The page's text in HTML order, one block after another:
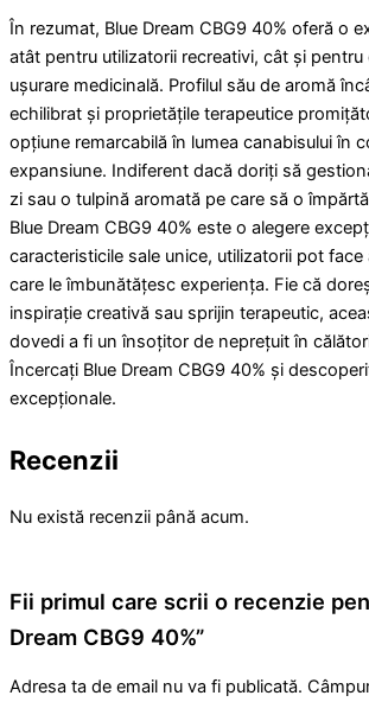
În rezumat, Blue Dream CBG9 40% oferă o
atât pentru utilizatorii recreativi, cât și pentru
ușurare medicinală. Profilul său de aromă
echilibrat și proprietățile terapeutice
opțiune remarcabilă în lumea canabisului în
expansiune. Indiferent dacă doriți să
zi sau o tulpină aromată pe care să o
Blue Dream CBG9 40% este o alegere
caracteristicile sale unice, utilizatorii pot
care le îmbunătățesc experiența. Fie că
inspirație creativă sau sprijin terapeutic,
dovedi a fi un însoțitor de neprețuit în
Încercați Blue Dream CBG9 40% și
excepționale.
Recenzii
Nu există recenzii până acum.
Fii primul care scrii o recenzie
Dream CBG9 40%”
Adresa ta de email nu va fi publicată.